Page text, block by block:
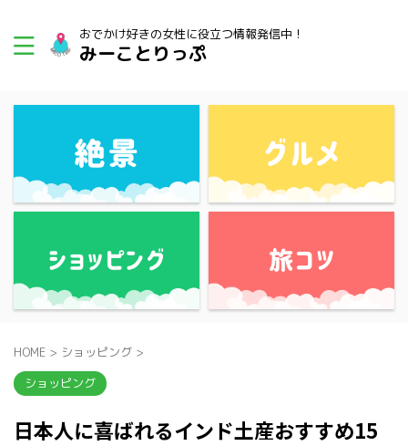
おでかけ好きの女性に役立つ情報発信中！
みーことりっぷ
HOME > ショッピング >
ショッピング
日本人に喜ばれるインド土産おすすめ15